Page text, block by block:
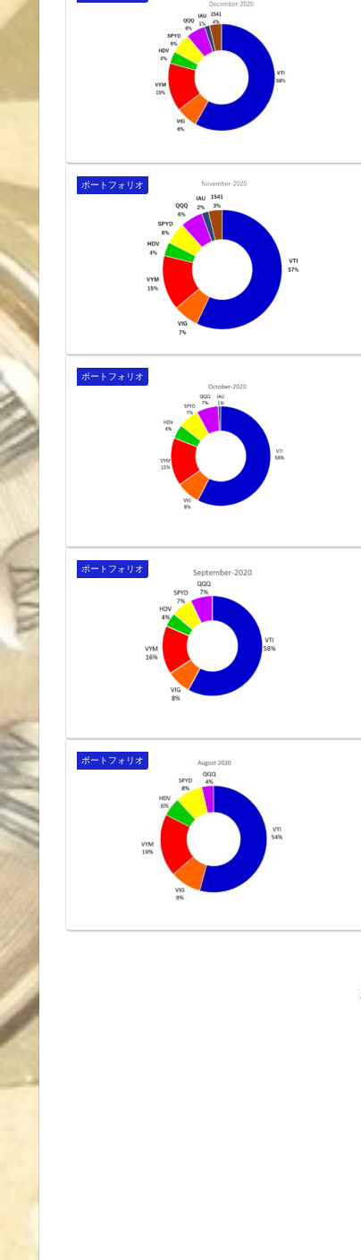
ポートフォリオ
ポートフォリオ
ポートフォリオ
ポートフォリオ